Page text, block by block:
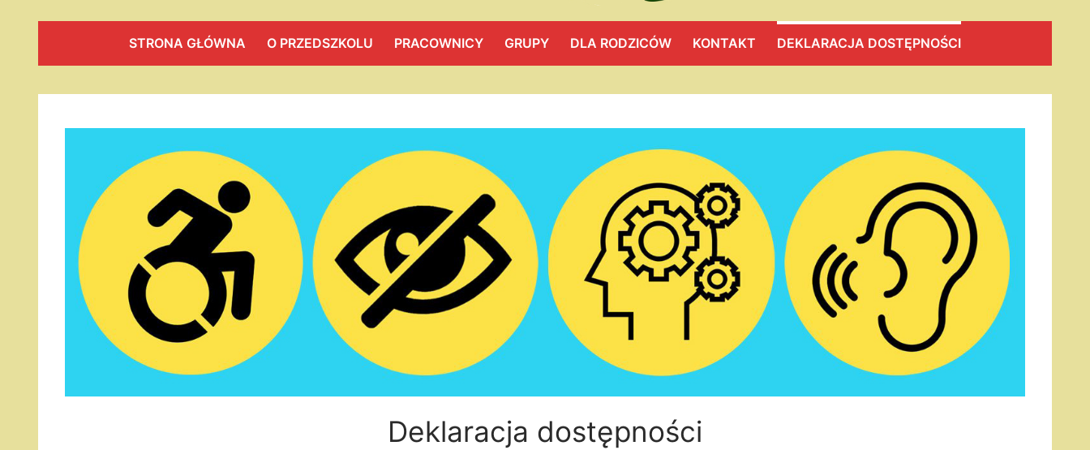
STRONA GŁÓWNA O PRZEDSZKOLU PRACOWNICY GRUPY DLA RODZICÓW KONTAKT DEKLARACJA DOSTĘPNOŚCI
Deklaracja dostępności